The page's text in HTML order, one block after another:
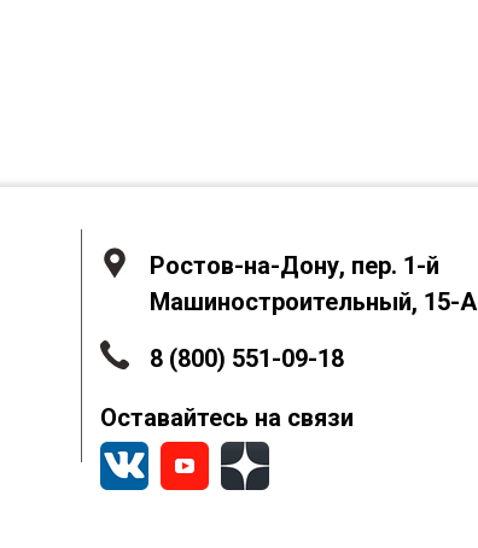
Ростов-на-Дону, пер. 1-й
Машиностроительный, 15-А
8 (800) 551-09-18
Оставайтесь на связи